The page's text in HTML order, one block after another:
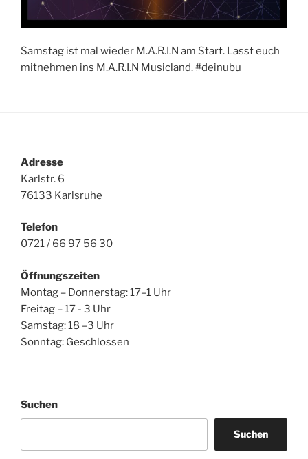
Samstag ist mal wieder M.A.R.I.N am Start. Lasst euch
mitnehmen ins M.A.R.I.N Musicland. #deinubu
Adresse
Karlstr. 6
76133 Karlsruhe
Telefon
0721 / 66 97 56 30
Öffnungszeiten
Montag – Donnerstag: 17–1 Uhr
Freitag – 17 - 3 Uhr
Samstag: 18 –3 Uhr
Sonntag: Geschlossen
Suchen
Suchen